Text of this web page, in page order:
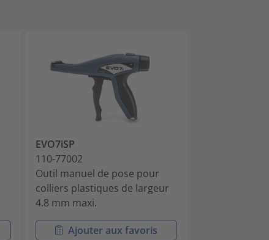
EVO7iSP
110-77002
Outil manuel de pose pour
colliers plastiques de largeur
4.8 mm maxi.
Ajouter aux favoris